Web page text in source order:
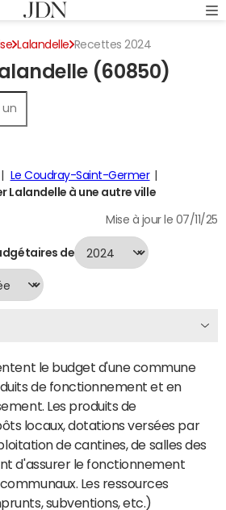
Lalandelle Recettes 2024
(60850)
Le Coudray-Saint-Germer
Lalandelle à une autre ville
Mise à jour le 07/11/25
de
le budget d'une commune
de fonctionnement et en
Les produits de
locaux, dotations versées par
de cantines, de salles des
d'assurer le fonctionnement
Les ressources
subventions, etc.)